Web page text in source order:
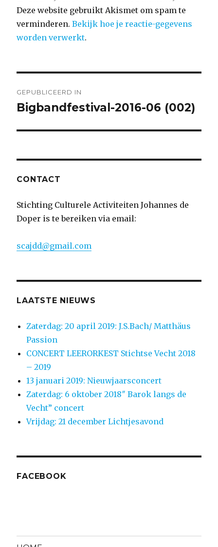
Deze website gebruikt Akismet om spam te
verminderen.Bekijk hoe je reactie-gegevens
worden verwerkt.
navigatie
GEPUBLICEERD IN
Bigbandfestival-2016-06 (002)
CONTACT
Stichting Culturele Activiteiten Johannes de
Doper is te bereiken via email:
scajdd@gmail.com
LAATSTE NIEUWS
Zaterdag: 20 april 2019: J.S.Bach/ Matthäus
Passion
CONCERT LEERORKEST Stichtse Vecht 2018
– 2019
13 januari 2019: Nieuwjaarsconcert
Zaterdag: 6 oktober 2018″ Barok langs de
Vecht” concert
Vrijdag: 21 december Lichtjesavond
FACEBOOK